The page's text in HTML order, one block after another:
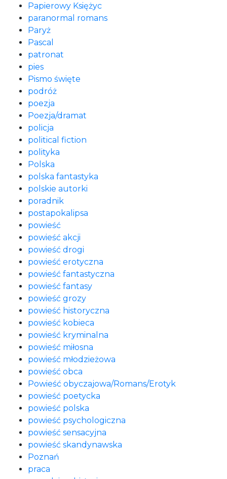
Papierowy Księżyc
paranormal romans
Paryż
Pascal
patronat
pies
Pismo święte
podróż
poezja
Poezja/dramat
policja
political fiction
polityka
Polska
polska fantastyka
polskie autorki
poradnik
postapokalipsa
powieść
powieść akcji
powieść drogi
powieść erotyczna
powieść fantastyczna
powieść fantasy
powieść grozy
powieść historyczna
powieść kobieca
powieść kryminalna
powieść miłosna
powieść młodzieżowa
powieść obca
Powieść obyczajowa/Romans/Erotyk
powieść poetycka
powieść polska
powieść psychologiczna
powieść sensacyjna
powieść skandynawska
Poznań
praca